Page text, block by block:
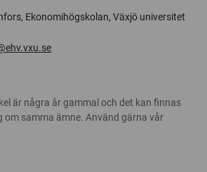
Ekonomihögskolan, Växjö universitet
är några år gammal och det kan finnas
om samma ämne. Använd gärna vår